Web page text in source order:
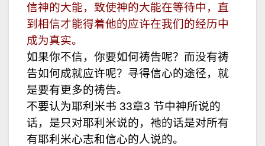
信神的大能，致使神的大能在等待中，直
到相信才能得着他的应许在我们的经历中
成为真实。
如果你不信，你要如何祷告呢？而没有祷
告如何成就应许呢？寻得信心的途径，就
是要有更多的祷告。
不要认为耶利米书 33章3 节中神所说的
话，是只对耶利米说的，祂的话是对所有
有耶利米心志和信心的人说的。